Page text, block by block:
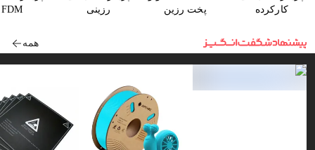
کارکرده
پخت رزین
رزینی
FDM
همه